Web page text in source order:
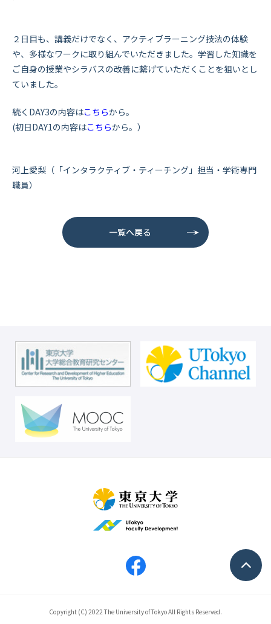
２日目も、講義だけでなく、アクティブラーニング技法の体験
や、多様なワークに取り組んでいただきました。学習した知識を
ご自身の授業やシラバスの改善に繋げていただくことを狙いとし
ていました。
続くDAY3の内容はこちらから。
(初日DAY1の内容はこちらから。）
河上愛梨（「インタラクティブ・ティーチング」担当・学術専門
職員）
一覧へ戻る
Copyright (C) 2022 The University of Tokyo All Rights Reserved.